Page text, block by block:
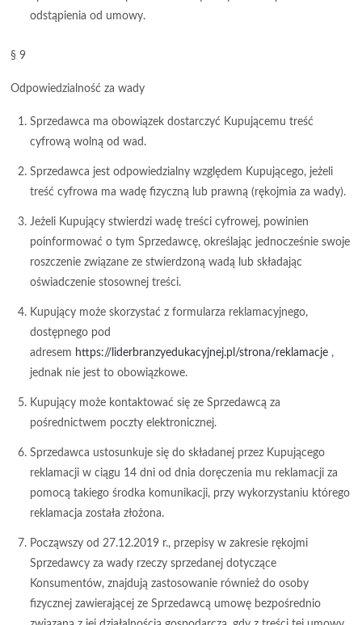
odstąpienia od umowy.
§ 9
Odpowiedzialność za wady
Sprzedawca ma obowiązek dostarczyć Kupującemu treść
cyfrową wolną od wad.
Sprzedawca jest odpowiedzialny względem Kupującego, jeżeli
treść cyfrowa ma wadę fizyczną lub prawną (rękojmia za wady).
Jeżeli Kupujący stwierdzi wadę treści cyfrowej, powinien
poinformować o tym Sprzedawcę, określając jednocześnie swoje
roszczenie związane ze stwierdzoną wadą lub składając
oświadczenie stosownej treści.
Kupujący może skorzystać z formularza reklamacyjnego,
dostępnego pod
adresem https://liderbranzyedukacyjnej.pl/strona/reklamacje ,
jednak nie jest to obowiązkowe.
Kupujący może kontaktować się ze Sprzedawcą za
pośrednictwem poczty elektronicznej.
Sprzedawca ustosunkuje się do składanej przez Kupującego
reklamacji w ciągu 14 dni od dnia doręczenia mu reklamacji za
pomocą takiego środka komunikacji, przy wykorzystaniu którego
reklamacja została złożona.
Począwszy od 27.12.2019 r., przepisy w zakresie rękojmi
Sprzedawcy za wady rzeczy sprzedanej dotyczące
Konsumentów, znajdują zastosowanie również do osoby
fizycznej zawierającej ze Sprzedawcą umowę bezpośrednio